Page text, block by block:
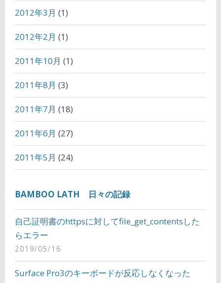
2012年3月 (1)
2012年2月 (1)
2011年10月 (1)
2011年8月 (3)
2011年7月 (18)
2011年6月 (27)
2011年5月 (24)
BAMBOO LATH 日々の記録
自己証明書のhttpsに対してfile_get_contentsした
らエラー
2019/05/16
Surface Pro3のキーボードが反応しなくなった